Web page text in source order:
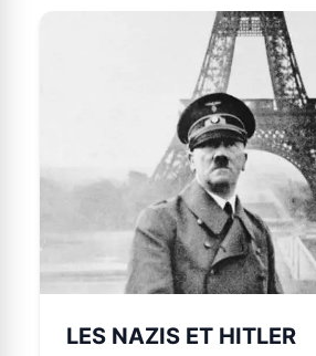
LES NAZIS ET HITLER